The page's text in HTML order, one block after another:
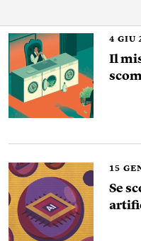
4 GIU
Il
15
Se